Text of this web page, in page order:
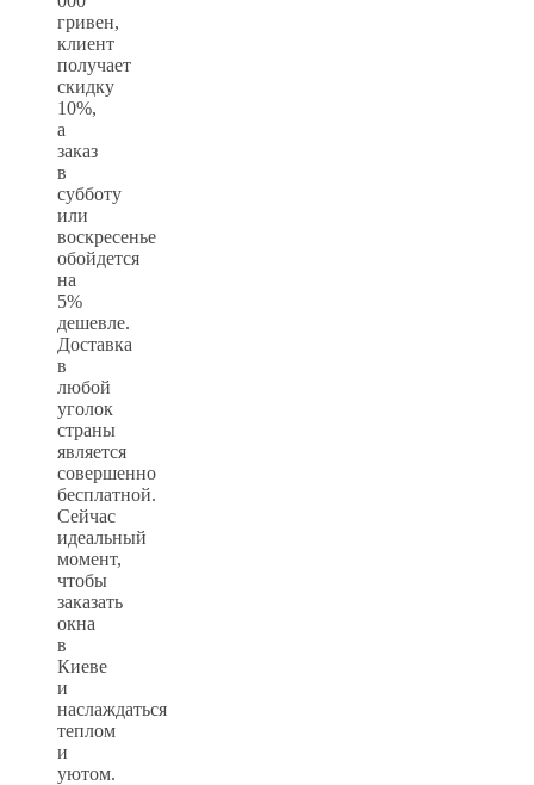
гривен,
клиент
получает
скидку
10%,
а
заказ
в
субботу
или
воскресенье
обойдется
на
5%
дешевле.
Доставка
в
любой
уголок
страны
является
совершенно
бесплатной.
Сейчас
идеальный
момент,
чтобы
заказать
окна
в
Киеве
и
наслаждаться
теплом
и
уютом.